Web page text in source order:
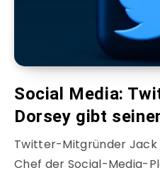
Social Media:
Dorsey gibt
Twitter-Mitgründer
Chef der Social-Media-